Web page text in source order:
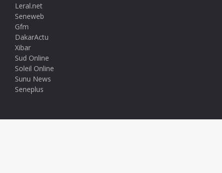
Leral.net
Seneweb
Gfm
DakarActu
Xibar
Sud Online
Soleil Online
Sunu News
Seneplus